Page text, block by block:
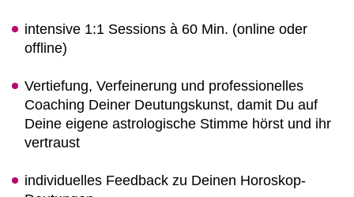
intensive 1:1 Sessions à 60 Min. (online oder
offline)
Vertiefung, Verfeinerung und professionelles
Coaching Deiner Deutungskunst, damit Du auf
Deine eigene astrologische Stimme hörst und ihr
vertraust
individuelles Feedback zu Deinen Horoskop-